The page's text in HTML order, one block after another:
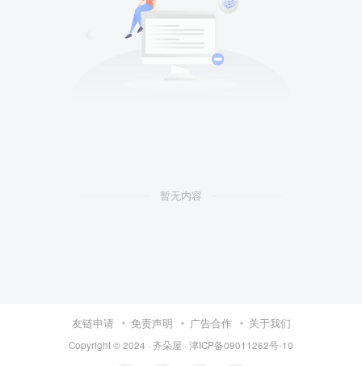
暂无内容
友链申请 免责声明 广告合作 关于我们
Copyright © 2024 · 齐朵屋 · 津ICP备09011262号-10